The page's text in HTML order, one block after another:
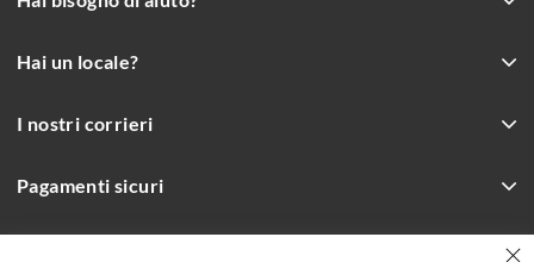
Hai un locale?
I nostri corrieri
Pagamenti sicuri